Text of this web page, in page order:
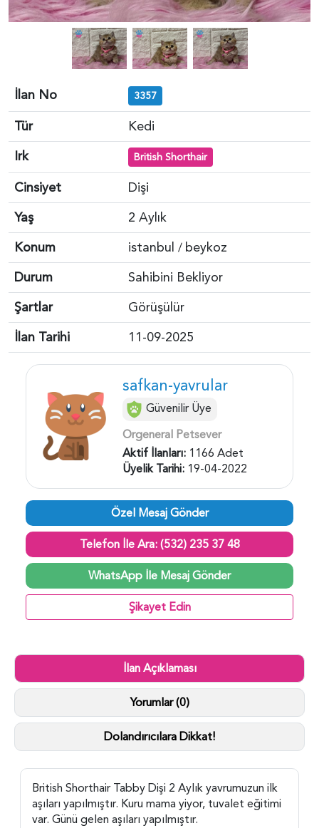
İlan No 3357
Tür
Kedi
Irk
British Shorthair
Cinsiyet
Dişi
Yaş
2 Aylık
Konum
istanbul / beykoz
Durum
Sahibini Bekliyor
Şartlar
Görüşülür
İlan Tarihi
11-09-2025
safkan-yavrular
Güvenilir Üye
Orgeneral Petsever
Aktif İlanları: 1166 Adet
Üyelik Tarihi: 19-04-2022
Özel Mesaj Gönder
Telefon İle Ara: (532) 235 37 48
WhatsApp İle Mesaj Gönder
Şikayet Edin
İlan Açıklaması
Yorumlar (0)
Dolandırıcılara Dikkat!
British Shorthair Tabby Dişi 2 Aylık yavrumuzun ilk
aşıları yapılmıştır. Kuru mama yiyor, tuvalet eğitimi
var. Günü gelen aşıları yapılmıştır.